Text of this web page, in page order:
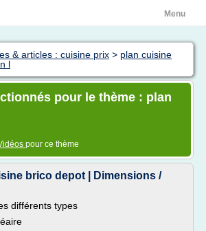
Menu
& articles : cuisine prix > plan cuisine
l
pour le thème : plan
pour ce thème
brico depot | Dimensions /
différents types